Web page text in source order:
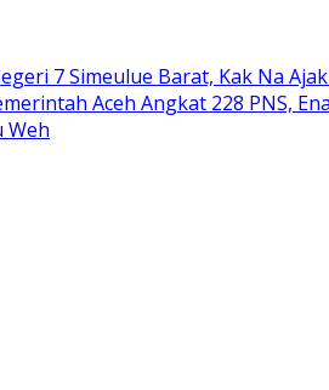
7 Simeulue Barat, Kak Na
Aceh Angkat 228 PNS,
Weh